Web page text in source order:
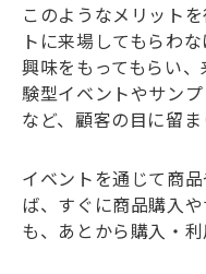
このようなメリット
トに来場してもらわ
興味をもってもらい
験型イベントやサン
など、顧客の目に留
イベントを通じて商
ば、すぐに商品購入
も、あとから購入・利